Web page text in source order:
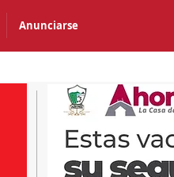
Anunciarse